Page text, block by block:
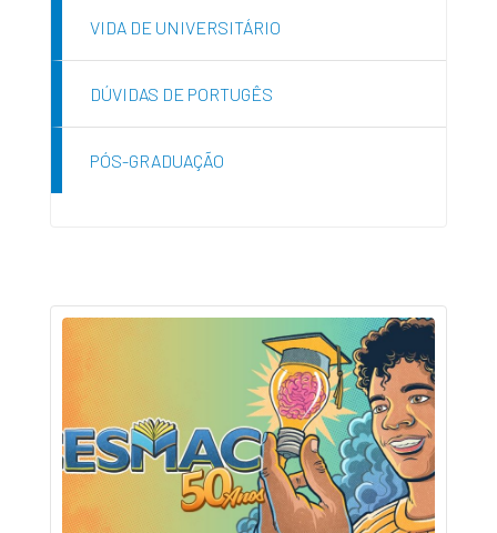
VIDA DE UNIVERSITÁRIO
DÚVIDAS DE PORTUGÊS
PÓS-GRADUAÇÃO